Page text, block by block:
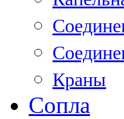
Краны
Сопла